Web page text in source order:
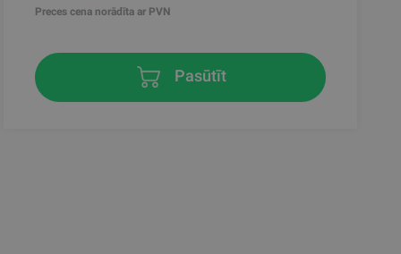
Preces cena norādīta ar PVN
Pasūtīt